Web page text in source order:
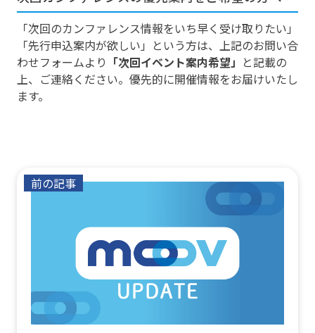
「次回のカンファレンス情報をいち早く受け取りたい」
「先行申込案内が欲しい」という方は、上記のお問い合
わせフォームより 「次回イベント案内希望」 と記載の
上、ご連絡ください。優先的に開催情報をお届けいたし
ます。
前の記事